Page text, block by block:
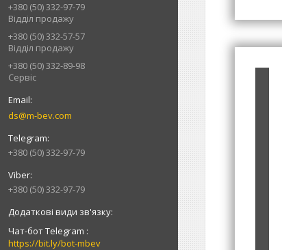
+380 (50) 332-97-79
Відділ продажу
+380 (50) 332-57-57
Відділ продажу
+380 (50) 332-89-98
Сервіс
ds@m-bev.com
+380 (50) 332-97-79
+380 (50) 332-97-79
Чат-бот Telegram
https://bit.ly/bot-mbev